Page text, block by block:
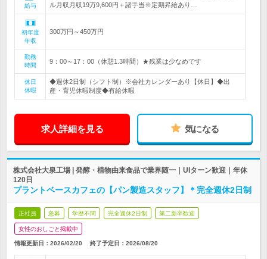
給与
ル月収月収19万9,600円＋諸手当※定期昇給あり…
初年度
年収
300万円～450万円
勤務
時間
9：00～17：00（休憩1.3時間）★残業は少なめです
休日
休暇
◆週休2日制（シフト制）※会社カレンダーあり【休日】◆出
産・育児休暇制度◆有給休暇
求人詳細を見る 気になる
株式会社大泉工場 | 発酵・植物由来食品で業界随一｜UIターン歓迎｜年休
120日
プラントベースカフェの【パン製造スタッフ】＊完全週休2日制
正社員 急募 学歴不問 完全週休2日制 第二新卒歓迎
女性のおしごと掲載中
情報更新日：2026/02/20 終了予定日： 2026/08/20